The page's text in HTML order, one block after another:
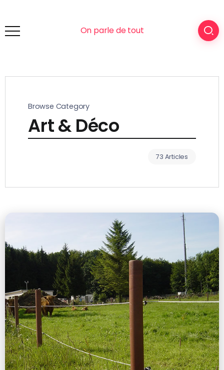
On parle de tout
Browse Category
Art & Déco
73 Articles